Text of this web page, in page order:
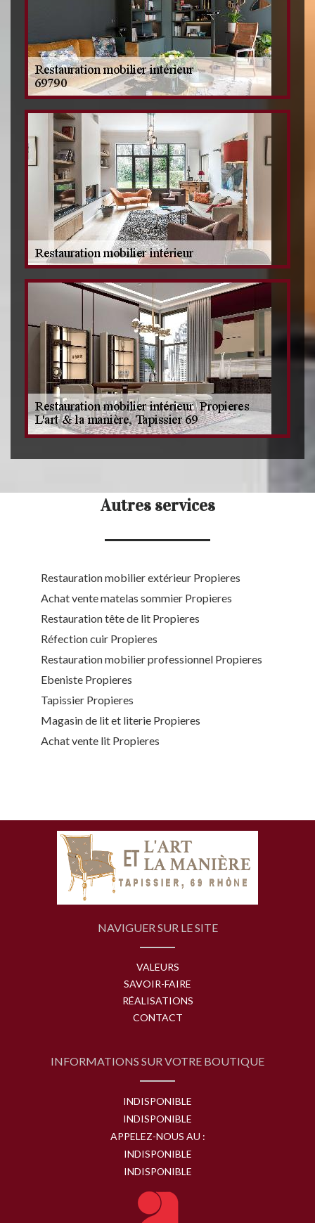
Autres services
Restauration mobilier extérieur Propieres
Achat vente matelas sommier Propieres
Restauration tête de lit Propieres
Réfection cuir Propieres
Restauration mobilier professionnel Propieres
Ebeniste Propieres
Tapissier Propieres
Magasin de lit et literie Propieres
Achat vente lit Propieres
NAVIGUER SUR LE SITE
VALEURS
SAVOIR-FAIRE
RÉALISATIONS
CONTACT
INFORMATIONS SUR VOTRE BOUTIQUE
INDISPONIBLE
INDISPONIBLE
APPELEZ-NOUS AU :
INDISPONIBLE
INDISPONIBLE